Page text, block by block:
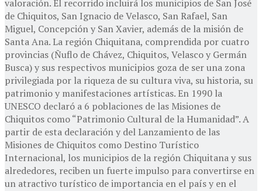
valoración. El recorrido incluirá los municipios de San José
de Chiquitos, San Ignacio de Velasco, San Rafael, San
Miguel, Concepción y San Xavier, además de la misión de
Santa Ana. La región Chiquitana, comprendida por cuatro
provincias (Ñuflo de Chávez, Chiquitos, Velasco y Germán
Busca) y sus respectivos municipios goza de ser una zona
privilegiada por la riqueza de su cultura viva, su historia, su
patrimonio y manifestaciones artísticas. En 1990 la
UNESCO declaró a 6 poblaciones de las Misiones de
Chiquitos como “Patrimonio Cultural de la Humanidad”. A
partir de esta declaración y del Lanzamiento de las
Misiones de Chiquitos como Destino Turístico
Internacional, los municipios de la región Chiquitana y sus
alrededores, reciben un fuerte impulso para convertirse en
un atractivo turístico de importancia en el país y en el